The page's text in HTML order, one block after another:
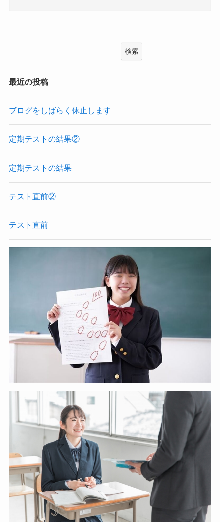
検索
最近の投稿
ブログをしばらく休止します
定期テストの結果②
定期テストの結果
テスト直前②
テスト直前